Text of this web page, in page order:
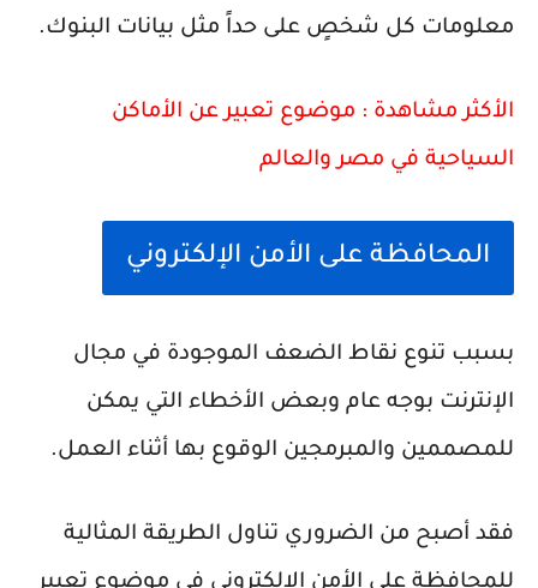
معلومات كل شخصٍ على حداً مثل بيانات البنوك.
الأكثر مشاهدة : موضوع تعبير عن الأماكن
السياحية في مصر والعالم
المحافظة على الأمن الإلكتروني
بسبب تنوع نقاط الضعف الموجودة في مجال
الإنترنت بوجه عام وبعض الأخطاء التي يمكن
للمصممين والمبرمجين الوقوع بها أثناء العمل.
فقد أصبح من الضروري تناول الطريقة المثالية
للمحافظة على الأمن الإلكتروني في موضوع تعبير